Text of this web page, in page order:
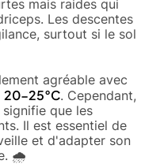
mais raides qui
Les descentes
surtout si le sol
agréable avec
20-25°C. Cependant,
que les
Il est essentiel de
et d'adapter son
🌧️